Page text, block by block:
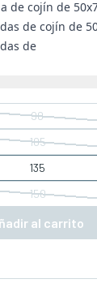
de cojín de
de cojín de
de
90
105
135
150
al carrito